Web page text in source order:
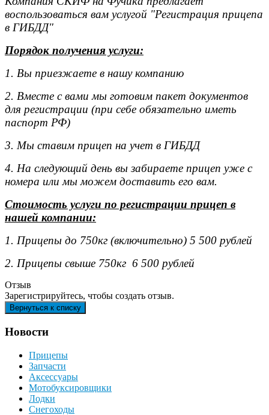
воспользоваться вам услугой "Регистрация прицепа
в ГИБДД"
Порядок получения услуги:
1. Вы приезжаете в нашу компанию
2. Вместе с вами мы готовим пакет документов
для регистрации (при себе обязательно иметь
паспорт РФ)
3. Мы ставим прицеп на учет в ГИБДД
4. На следующий день вы забираете прицеп уже с
номера или мы можем доставить его вам.
Стоимость услуги по регистрации прицеп в
нашей компании:
1. Прицепы до 750кг (включительно) 5 500 рублей
2. Прицепы свыше 750кг 6 500 рублей
Отзыв
Зарегистрируйтесь, чтобы создать отзыв.
Новости
Прицепы
Запчасти
Аксессуары
Мотобуксировщики
Лодки
Снегоходы